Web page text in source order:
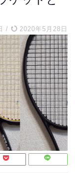
/ 2020年5月28日